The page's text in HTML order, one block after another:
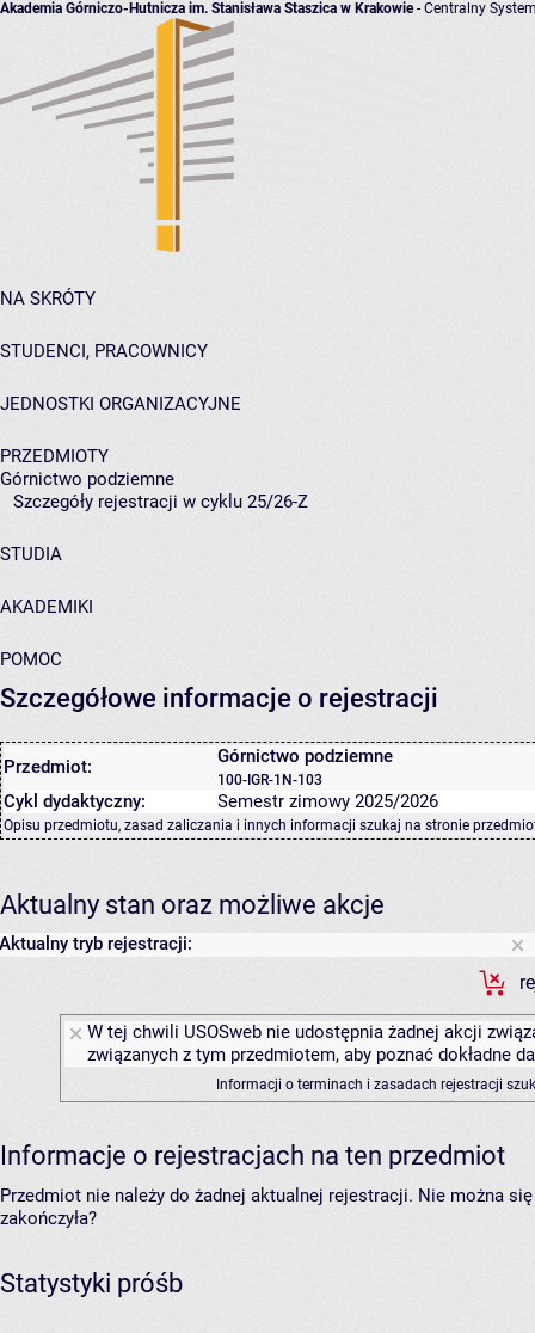
Akademia Górniczo-Hutnicza im. Stanisława Staszica w Krakowie- Centralny
NA SKRÓTY
STUDENCI, PRACOWNICY
JEDNOSTKI ORGANIZACYJNE
PRZEDMIOTY
Górnictwo podziemne
Szczegóły rejestracji w cyklu 25/26-Z
STUDIA
AKADEMIKI
POMOC
Szczegółowe informacje o rejestracji
Przedmiot: Górnictwo podziemne
100-IGR-1N-103
Cykl dydaktyczny: Semestr zimowy 2025/2026
Opisu przedmiotu, zasad zaliczania i innych informacji szukaj na stronie
Aktualny stan oraz możliwe akcje
Aktualny tryb rejestracji:
W tej chwili USOSweb nie udostępnia żadnej akcji
związanych z tym przedmiotem, aby poznać dokładne
Informacji o terminach i zasadach rejestracji
Informacje o rejestracjach na ten przedmiot
Przedmiot nie należy do żadnej aktualnej rejestracji. Nie można
zakończyła?
Statystyki próśb